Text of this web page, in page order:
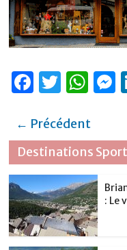
F
c
e
b
o
o
k
T
it
te
r
W
at
s
A
p
p
← Précédent
Destinations
: Le